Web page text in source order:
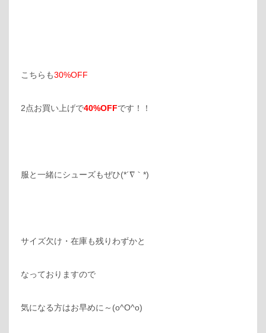
こちらも30%OFF
2点お買い上げで40%OFFです！！
服と一緒にシューズもぜひ(*´∇｀*)
サイズ欠け・在庫も残りわずかと
なっておりますので
気になる方はお早めに～(o^O^o)